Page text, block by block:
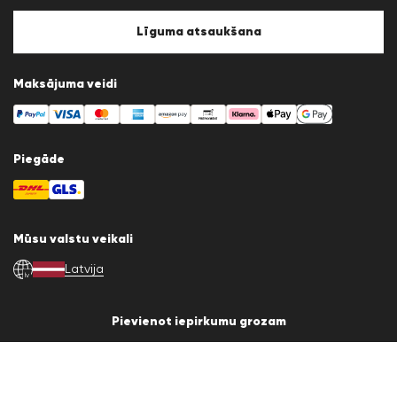
Pievienot iepirkumu grozam
Sīkfailu politika
Līguma atsaukšana
Maksājuma veidi
Piegāde
Mūsu valstu veikali
lv Latvija
© 2026 LLOYD Lifestyle GmbH